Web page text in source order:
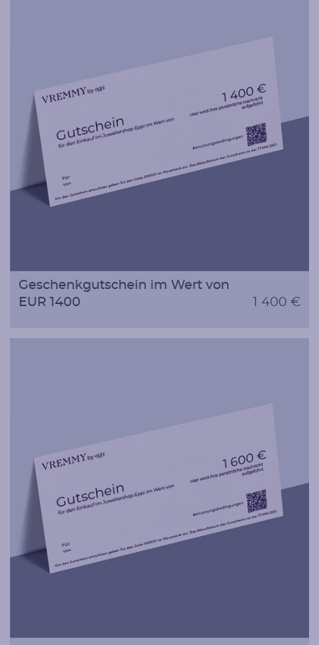
Geschenkgutschein im Wert von
EUR 1400
1 400 €